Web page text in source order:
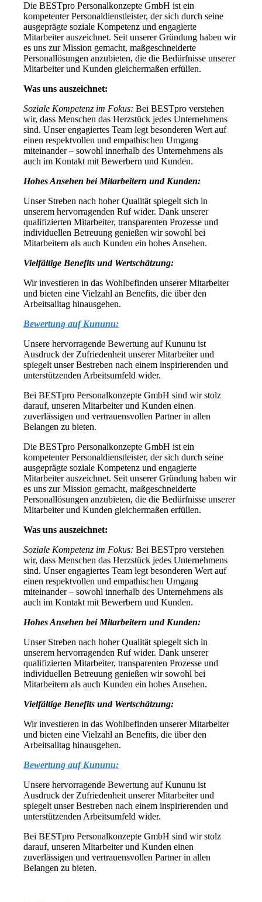
Die BESTpro Personalkonzepte GmbH ist ein
kompetenter Personaldienstleister, der sich durch seine
ausgeprägte soziale Kompetenz und engagierte
Mitarbeiter auszeichnet. Seit unserer Gründung haben wir
es uns zur Mission gemacht, maßgeschneiderte
Personallösungen anzubieten, die die Bedürfnisse unserer
Mitarbeiter und Kunden gleichermaßen erfüllen.
Was uns auszeichnet:
Soziale Kompetenz im Fokus: Bei BESTpro verstehen
wir, dass Menschen das Herzstück jedes Unternehmens
sind. Unser engagiertes Team legt besonderen Wert auf
einen respektvollen und empathischen Umgang
miteinander – sowohl innerhalb des Unternehmens als
auch im Kontakt mit Bewerbern und Kunden.
Hohes Ansehen bei Mitarbeitern und Kunden:
Unser Streben nach hoher Qualität spiegelt sich in
unserem hervorragenden Ruf wider. Dank unserer
qualifizierten Mitarbeiter, transparenten Prozesse und
individuellen Betreuung genießen wir sowohl bei
Mitarbeitern als auch Kunden ein hohes Ansehen.
Vielfältige Benefits und Wertschätzung:
Wir investieren in das Wohlbefinden unserer Mitarbeiter
und bieten eine Vielzahl an Benefits, die über den
Arbeitsalltag hinausgehen.
Bewertung auf Kununu:
Unsere hervorragende Bewertung auf Kununu ist
Ausdruck der Zufriedenheit unserer Mitarbeiter und
spiegelt unser Bestreben nach einem inspirierenden und
unterstützenden Arbeitsumfeld wider.
Bei BESTpro Personalkonzepte GmbH sind wir stolz
darauf, unseren Mitarbeiter und Kunden einen
zuverlässigen und vertrauensvollen Partner in allen
Belangen zu bieten.
Die BESTpro Personalkonzepte GmbH ist ein
kompetenter Personaldienstleister, der sich durch seine
ausgeprägte soziale Kompetenz und engagierte
Mitarbeiter auszeichnet. Seit unserer Gründung haben wir
es uns zur Mission gemacht, maßgeschneiderte
Personallösungen anzubieten, die die Bedürfnisse unserer
Mitarbeiter und Kunden gleichermaßen erfüllen.
Was uns auszeichnet:
Soziale Kompetenz im Fokus: Bei BESTpro verstehen
wir, dass Menschen das Herzstück jedes Unternehmens
sind. Unser engagiertes Team legt besonderen Wert auf
einen respektvollen und empathischen Umgang
miteinander – sowohl innerhalb des Unternehmens als
auch im Kontakt mit Bewerbern und Kunden.
Hohes Ansehen bei Mitarbeitern und Kunden:
Unser Streben nach hoher Qualität spiegelt sich in
unserem hervorragenden Ruf wider. Dank unserer
qualifizierten Mitarbeiter, transparenten Prozesse und
individuellen Betreuung genießen wir sowohl bei
Mitarbeitern als auch Kunden ein hohes Ansehen.
Vielfältige Benefits und Wertschätzung:
Wir investieren in das Wohlbefinden unserer Mitarbeiter
und bieten eine Vielzahl an Benefits, die über den
Arbeitsalltag hinausgehen.
Bewertung auf Kununu:
Unsere hervorragende Bewertung auf Kununu ist
Ausdruck der Zufriedenheit unserer Mitarbeiter und
spiegelt unser Bestreben nach einem inspirierenden und
unterstützenden Arbeitsumfeld wider.
Bei BESTpro Personalkonzepte GmbH sind wir stolz
darauf, unseren Mitarbeiter und Kunden einen
zuverlässigen und vertrauensvollen Partner in allen
Belangen zu bieten.